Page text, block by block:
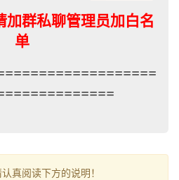
加群私聊管理员加白名
单
真阅读下方的说明！